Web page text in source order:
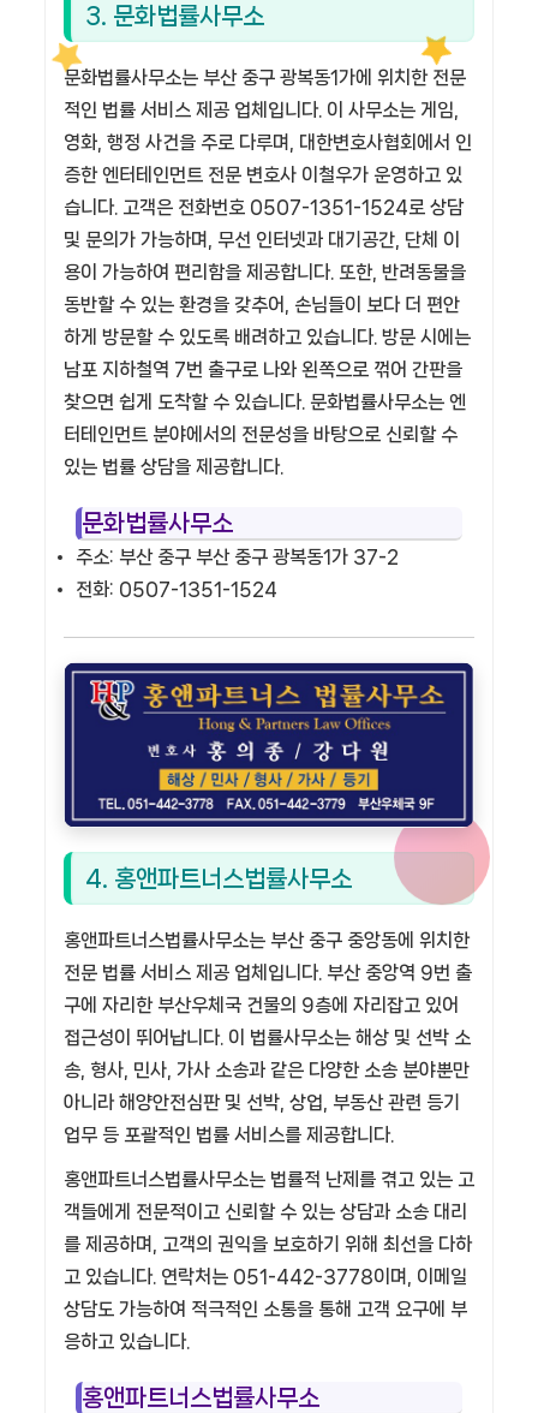
3. 문화법률사무소
문화법률사무소는 부산 중구 광복동1가에 위치한 전문
적인 법률 서비스 제공 업체입니다. 이 사무소는 게임,
영화, 행정 사건을 주로 다루며, 대한변호사협회에서 인
증한 엔터테인먼트 전문 변호사 이철우가 운영하고 있
습니다. 고객은 전화번호 0507-1351-1524로 상담
및 문의가 가능하며, 무선 인터넷과 대기공간, 단체 이
용이 가능하여 편리함을 제공합니다. 또한, 반려동물을
동반할 수 있는 환경을 갖추어, 손님들이 보다 더 편안
하게 방문할 수 있도록 배려하고 있습니다. 방문 시에는
남포 지하철역 7번 출구로 나와 왼쪽으로 꺾어 간판을
찾으면 쉽게 도착할 수 있습니다. 문화법률사무소는 엔
터테인먼트 분야에서의 전문성을 바탕으로 신뢰할 수
있는 법률 상담을 제공합니다.
문화법률사무소
주소: 부산 중구 부산 중구 광복동1가 37-2
전화: 0507-1351-1524
4. 홍앤파트너스법률사무소
홍앤파트너스법률사무소는 부산 중구 중앙동에 위치한
전문 법률 서비스 제공 업체입니다. 부산 중앙역 9번 출
구에 자리한 부산우체국 건물의 9층에 자리잡고 있어
접근성이 뛰어납니다. 이 법률사무소는 해상 및 선박 소
송, 형사, 민사, 가사 소송과 같은 다양한 소송 분야뿐만
아니라 해양안전심판 및 선박, 상업, 부동산 관련 등기
업무 등 포괄적인 법률 서비스를 제공합니다.
홍앤파트너스법률사무소는 법률적 난제를 겪고 있는 고
객들에게 전문적이고 신뢰할 수 있는 상담과 소송 대리
를 제공하며, 고객의 권익을 보호하기 위해 최선을 다하
고 있습니다. 연락처는 051-442-3778이며, 이메일
상담도 가능하여 적극적인 소통을 통해 고객 요구에 부
응하고 있습니다.
홍앤파트너스법률사무소